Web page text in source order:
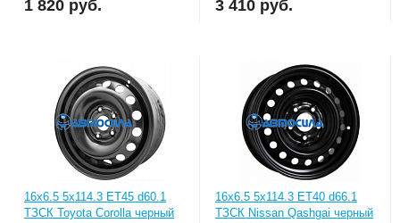
1 820 руб. 3 410 руб.
16x6.5 5x114.3 ET45 d60.1
ТЗСК Toyota Corolla черный
16x6.5 5x114.3 ET40 d66.1
ТЗСК Nissan Qashgai черный